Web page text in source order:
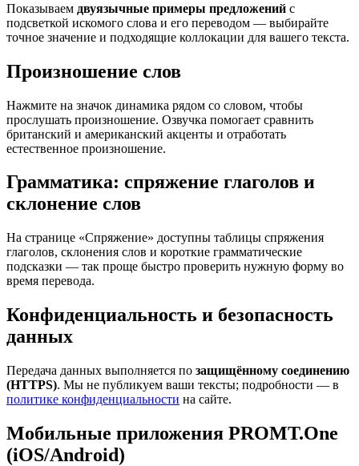
Показываем двуязычные примеры предложений с
подсветкой искомого слова и его переводом — выбирайте
точное значение и подходящие коллокации для вашего текста.
Произношение слов
Нажмите на значок динамика рядом со словом, чтобы
прослушать произношение. Озвучка помогает сравнить
британский и американский акценты и отработать
естественное произношение.
Грамматика: спряжение глаголов и
склонение слов
На странице «Спряжение» доступны таблицы спряжения
глаголов, склонения слов и короткие грамматические
подсказки — так проще быстро проверить нужную форму во
время перевода.
Конфиденциальность и безопасность
данных
Передача данных выполняется по защищённому соединению
(HTTPS). Мы не публикуем ваши тексты; подробности — в
политике конфиденциальности на сайте.
Мобильные приложения PROMT.One
(iOS/Android)